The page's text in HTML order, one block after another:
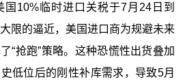
10%临时进口关税于7月24日到
限的逼近，美国进口商为规避未来
“抢跑”策略。这种恐慌性出货叠加
低位后的刚性补库需求，导致5月